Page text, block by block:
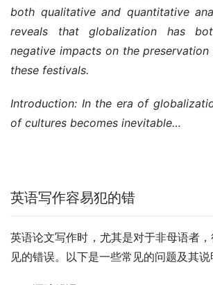
both qualitative and quantitative
reveals that globalization has
negative impacts on the
these festivals.
Introduction: In the era of
of cultures becomes inevitable…
英语写作容易犯的错
英语论文写作时，尤其是对于非母语者
见的错误。以下是一些常见的问题及其说